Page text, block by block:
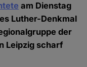
am Dienstag
Luther-Denkmal
der
Leipzig scharf